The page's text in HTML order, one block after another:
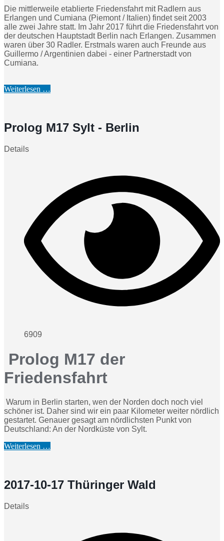
Die mittlerweile etablierte Friedensfahrt mit Radlern aus
Erlangen und Cumiana (Piemont / Italien) findet seit 2003
alle zwei Jahre statt. Im Jahr 2017 führt die Friedensfahrt von
der deutschen Hauptstadt Berlin nach Erlangen. Zusammen
waren über 30 Radler. Erstmals waren auch Freunde aus
Guillermo / Argentinien dabei - einer Partnerstadt von
Cumiana.
Weiterlesen …
Prolog M17 Sylt - Berlin
Details
6909
Prolog M17 der
Friedensfahrt
Warum in Berlin starten, wen der Norden doch noch viel
schöner ist. Daher sind wir ein paar Kilometer weiter nördlich
gestartet. Genauer gesagt am nördlichsten Punkt von
Deutschland: An der Nordküste von Sylt.
Weiterlesen …
2017-10-17 Thüringer Wald
Details